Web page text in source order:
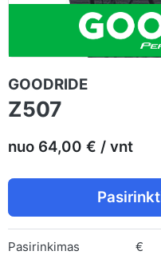
GOODRIDE
Z507
nuo 64,00 € / vnt
Pasirinkimas €